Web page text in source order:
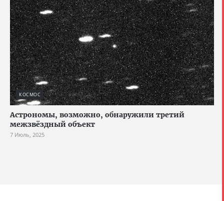
КОСМОС
Астрономы, возможно, обнаружили третий
межзвёздный объект
7 Июль, 2025